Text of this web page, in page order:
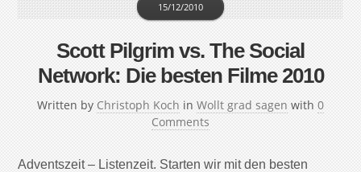
Scott Pilgrim vs. The Social
Network: Die besten Filme 2010
Written by Christoph Koch
15/12/2010
in Wollt grad sagen with 0
Comments
Adventszeit – Listenzeit. Starten wir mit den besten